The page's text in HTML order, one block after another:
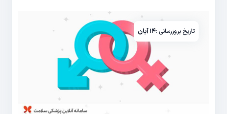
تاریخ بروزرسانی :۱۴ آبان